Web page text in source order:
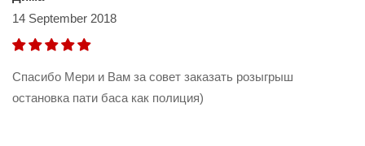
14 September 2018
Спасибо Мери и Вам за совет заказать розыгрыш
остановка пати баса как полиция)